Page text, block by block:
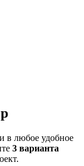
в любое удобное
3 варианта